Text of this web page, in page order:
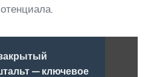
— ключевое